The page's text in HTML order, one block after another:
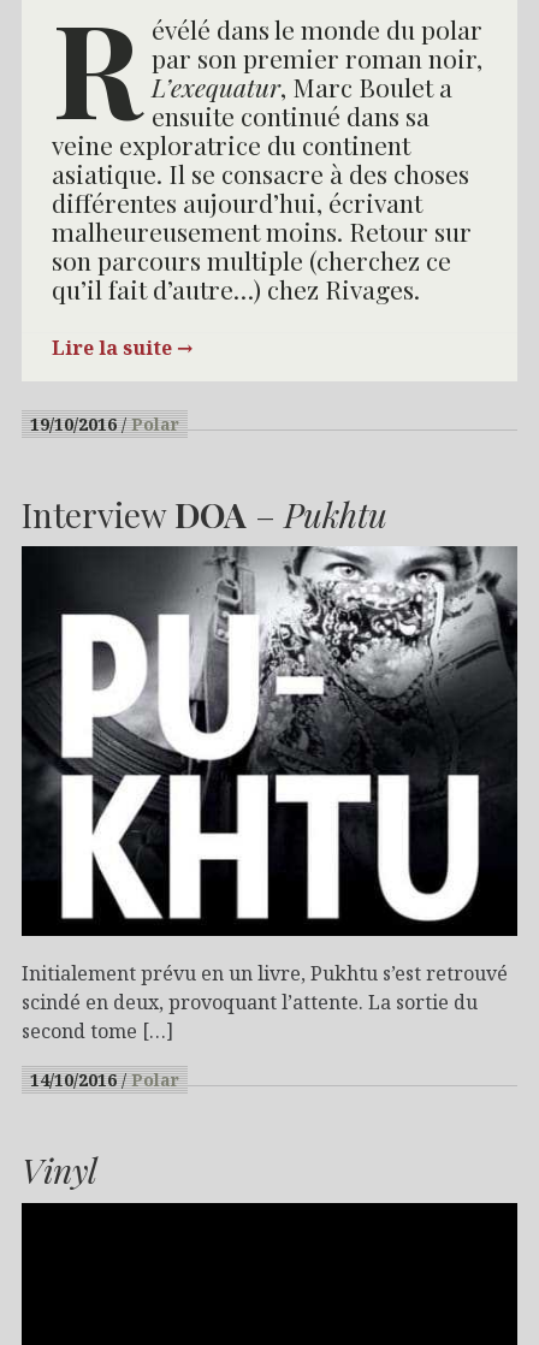
R évélé dans le monde du polar
par son premier roman noir,
L’exequatur, Marc Boulet a
ensuite continué dans sa
veine exploratrice du continent
asiatique. Il se consacre à des choses
différentes aujourd’hui, écrivant
malheureusement moins. Retour sur
son parcours multiple (cherchez ce
qu’il fait d’autre…) chez Rivages.
Lire la suite →
19/10/2016 Polar
InterviewDOA – Pukhtu
Initialement prévu en un livre, Pukhtu s’est retrouvé
scindé en deux, provoquant l’attente. La sortie du
second tome […]
14/10/2016 Polar
Vinyl